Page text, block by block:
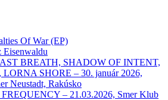
Of War (EP)
BREATH, SHADOW OF INTENT,
SHORE – 30. január 2026,
Neustadt, Rakúsko
– 21.03.2026, Smer Klub